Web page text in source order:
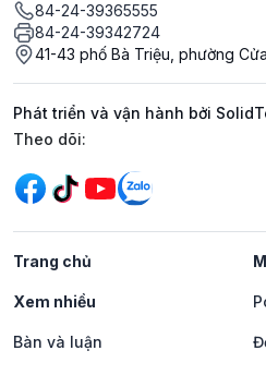
84-24-39365555
84-24-39342724
41-43 phố Bà Triệu, phường
Phát triển và vận hành bởi
Mạng xã hội
Theo dõi:
Trang chủ
Xem nhiều
Bàn và luận